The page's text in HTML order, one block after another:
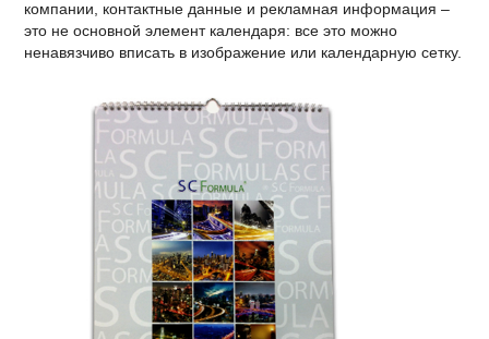
компании, контактные данные и рекламная информация –
это не основной элемент календаря: все это можно
ненавязчиво вписать в изображение или календарную сетку.